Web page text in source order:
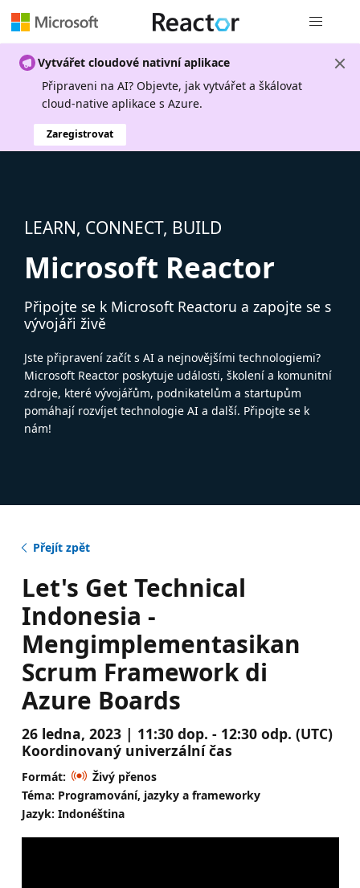
Vytvářet cloudové nativní aplikace
Připraveni na AI? Objevte, jak vytvářet a škálovat
cloud-native aplikace s Azure.
Zaregistrovat
LEARN, CONNECT, BUILD
Microsoft Reactor
Připojte se k Microsoft Reactoru a zapojte se s
vývojáři živě
Jste připravení začít s AI a nejnovějšími technologiemi?
Microsoft Reactor poskytuje události, školení a komunitní
zdroje, které vývojářům, podnikatelům a startupům
pomáhají rozvíjet technologie AI a další. Připojte se k
nám!
Přejít zpět
Let's Get Technical
Indonesia -
Mengimplementasikan
Scrum Framework di
Azure Boards
26 ledna, 2023 | 11:30 dop. - 12:30 odp. (UTC)
Koordinovaný univerzální čas
Formát:
Živý přenos
Téma: Programování, jazyky a frameworky
Jazyk: Indonéština